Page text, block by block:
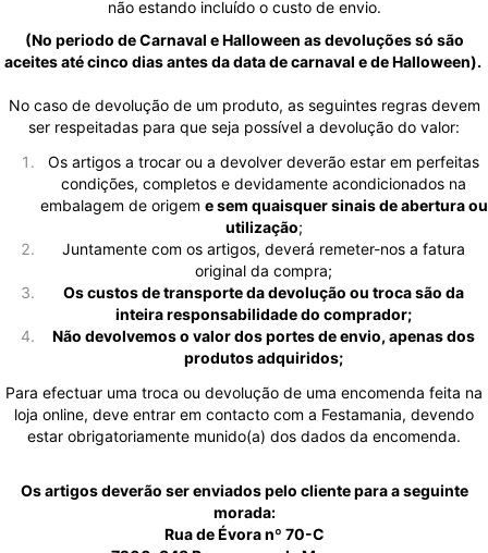
não estando incluído o custo de envio.
(No periodo de Carnaval e Halloween as devoluções só são
aceites até cinco dias antes da data de carnaval e de Halloween).
No caso de devolução de um produto, as seguintes regras devem
ser respeitadas para que seja possível a devolução do valor:
Os artigos a trocar ou a devolver deverão estar em perfeitas
condições, completos e devidamente acondicionados na
embalagem de origem e sem quaisquer sinais de abertura ou
utilização;
Juntamente com os artigos, deverá remeter-nos a fatura
original da compra;
Os custos de transporte da devolução ou troca são da
inteira responsabilidade do comprador;
Não devolvemos o valor dos portes de envio, apenas dos
produtos adquiridos;
Para efectuar uma troca ou devolução de uma encomenda feita na
loja online, deve entrar em contacto com a Festamania, devendo
estar obrigatoriamente munido(a) dos dados da encomenda.
Os artigos deverão ser enviados pelo cliente para a seguinte
morada:
Rua de Évora nº 70-C